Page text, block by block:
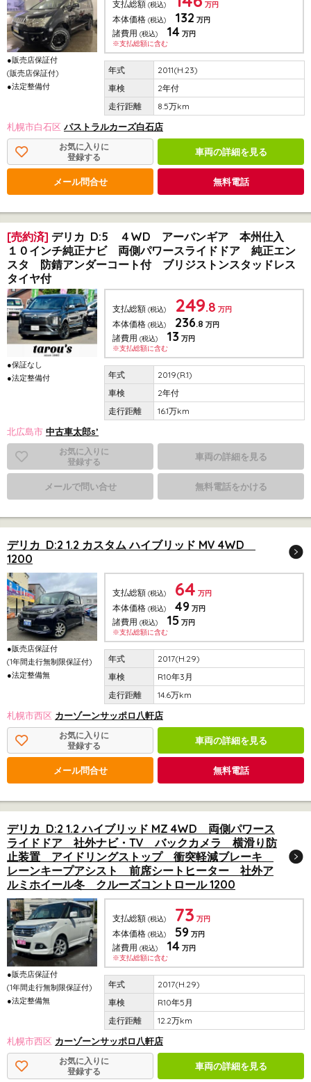
●販売店保証付
(販売店保証付)
●法定整備付
支払総額 (税込) 万円
本体価格 (税込) 132 万円
諸費用 (税込) 14 万円
※支払総額に含む
2011(H.23)
2年付
8.5万km
札幌市白石区 パストラルカーズ白石店
お気に入りに
登録する
車両の詳細を見る
メール問合せ 無料電話
[売約済] デリカ D:5 ４WD アーバンギア 本州仕入
１０インチ純正ナビ 両側パワースライドドア 純正エン
スタ 防錆アンダーコート付 ブリジストンスタッドレス
タイヤ付
●保証なし
●法定整備付
支払総額 (税込) 249.8 万円
本体価格 (税込) 236.8 万円
諸費用 (税込) 13 万円
※支払総額に含む
2019(R.1)
2年付
16.1万km
北広島市 中古車太郎s’
お気に入りに
登録する
車両の詳細を見る
メールで問い合せ 無料電話をかける
デリカ D:2 1.2 カスタム ハイブリッド MV 4WD
1200
●販売店保証付
(1年間走行無制限保証付)
●法定整備無
支払総額 (税込) 64 万円
本体価格 (税込) 49 万円
諸費用 (税込) 15 万円
※支払総額に含む
2017(H.29)
R10年3月
14.6万km
札幌市西区 カーゾーンサッポロ八軒店
お気に入りに
登録する
車両の詳細を見る
メール問合せ 無料電話
デリカ D:2 1.2 ハイブリッド MZ 4WD 両側パワース
ライドドア 社外ナビ・TV バックカメラ 横滑り防
止装置 アイドリングストップ 衝突軽減ブレーキ
レーンキープアシスト 前席シートヒーター 社外ア
ルミホイール冬 クルーズコントロール 1200
●販売店保証付
(1年間走行無制限保証付)
●法定整備無
支払総額 (税込) 73 万円
本体価格 (税込) 59 万円
諸費用 (税込) 14 万円
※支払総額に含む
2017(H.29)
R10年5月
12.2万km
札幌市西区 カーゾーンサッポロ八軒店
お気に入りに
登録する
車両の詳細を見る